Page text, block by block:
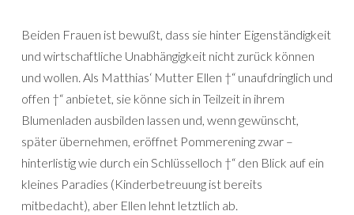
Beiden Frauen ist bewußt, dass sie hinter Eigenständigkeit
und wirtschaftliche Unabhängigkeit nicht zurück können
und wollen. Als Matthias‘ Mutter Ellen †“ unaufdringlich und
offen †“ anbietet, sie könne sich in Teilzeit in ihrem
Blumenladen ausbilden lassen und, wenn gewünscht,
später übernehmen, eröffnet Pommerening zwar –
hinterlistig wie durch ein Schlüsselloch †“ den Blick auf ein
kleines Paradies (Kinderbetreuung ist bereits
mitbedacht), aber Ellen lehnt letztlich ab.